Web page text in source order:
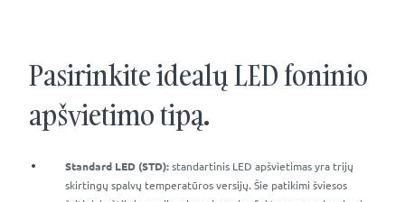
Pasirinkite idealų LED foninio
apšvietimo tipą.
Standard LED (STD): standartinis LED apšvietimas yra trijų
skirtingų spalvų temperatūros versijų. Šie patikimi šviesos